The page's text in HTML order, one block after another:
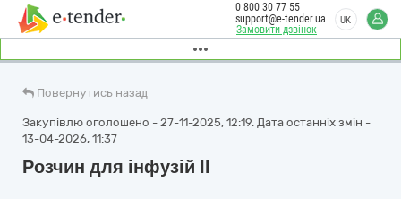
Замовити дзвінок
0 800 30 77 55
support@e-tender.ua
UK
Повернутись назад
Закупівлю оголошено - 27-11-2025, 12:19. Дата останніх змін -
13-04-2026, 11:37
Розчин для інфузій ІІ